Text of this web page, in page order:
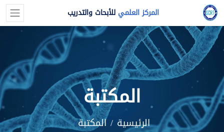
المركز العلمي للأبحاث والتدريب
المكتبة
الرئيسية المكتبة